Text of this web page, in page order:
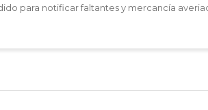
para notificar faltantes y mercancía